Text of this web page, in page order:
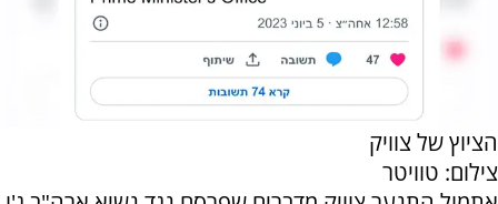
הציוץ של צוויק
צילום: טוויטר